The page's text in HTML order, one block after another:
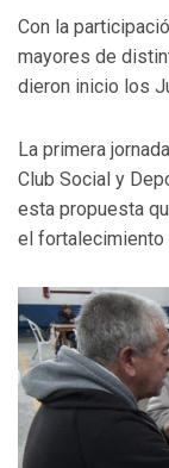
Con la
mayores de
dieron inicio los
La primera
Club Social y
esta propuesta
el fortalecimiento